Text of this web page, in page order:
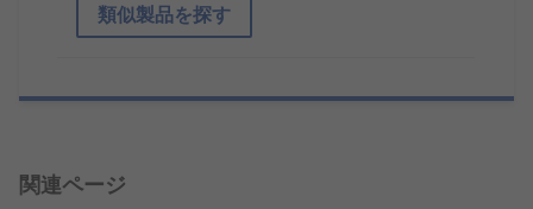
類似製品を探す
関連ページ